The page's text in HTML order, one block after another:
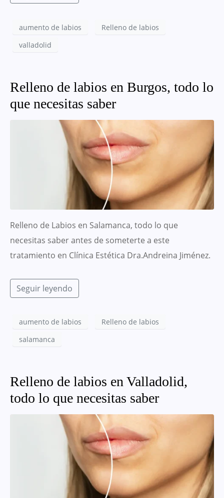
aumento de labios
Relleno de labios
valladolid
Relleno de labios en Burgos, todo lo
que necesitas saber
Relleno de Labios en Salamanca, todo lo que
necesitas saber antes de someterte a este
tratamiento en Clínica Estética Dra.Andreina Jiménez.
Seguir leyendo
aumento de labios
Relleno de labios
salamanca
Relleno de labios en Valladolid,
todo lo que necesitas saber